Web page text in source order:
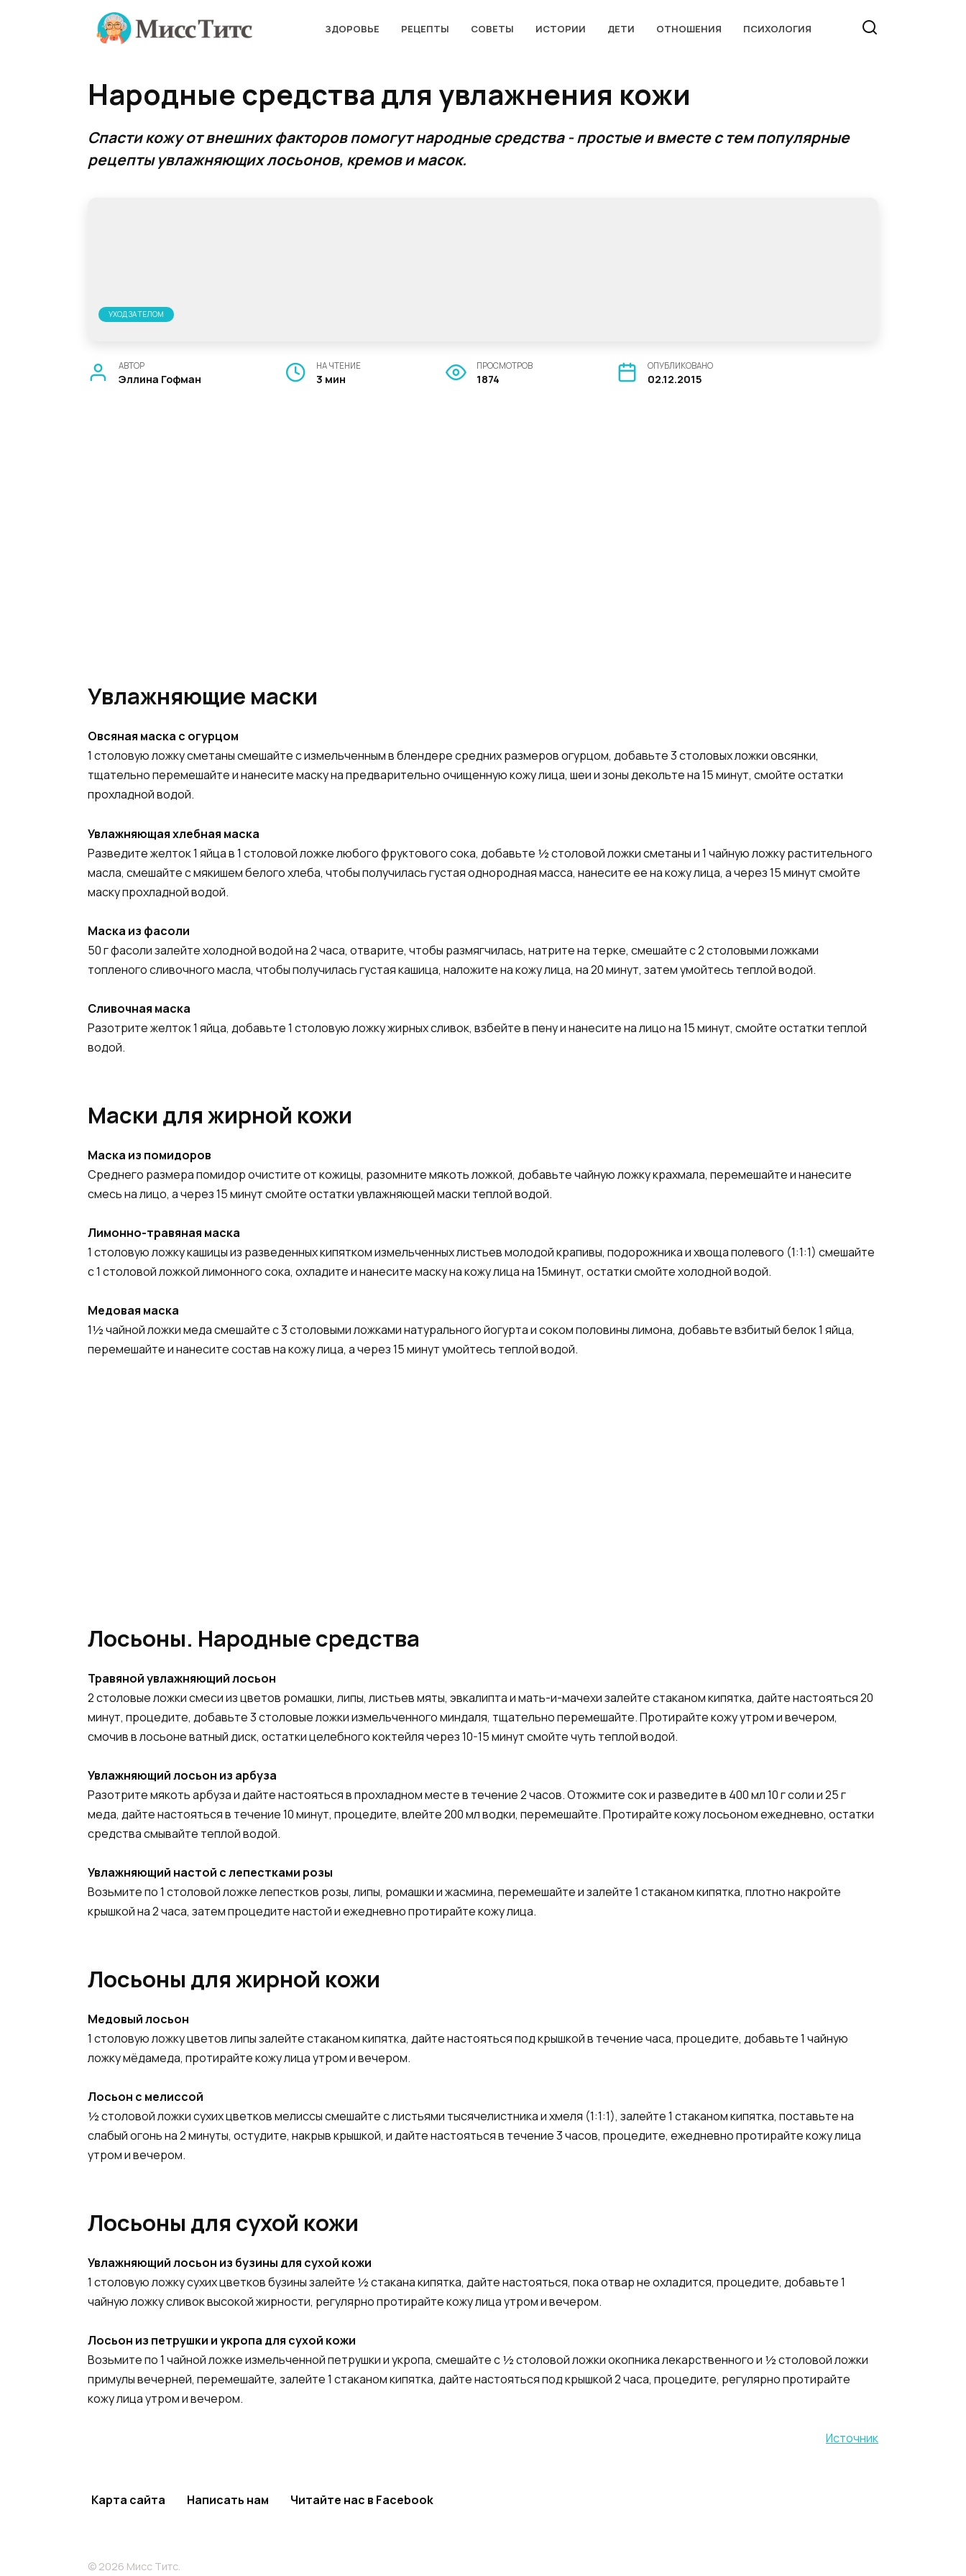
ЗДОРОВЬЕ РЕЦЕПТЫ СОВЕТЫ ИСТОРИИ ДЕТИ ОТНОШЕНИЯ ПСИХОЛОГИЯ
Народные средства для увлажнения кожи
Спасти кожу от внешних факторов помогут народные средства - простые и вместе с тем популярные
рецепты увлажняющих лосьонов, кремов и масок.
УХОД ЗА ТЕЛОМ
АВТОР
Эллина Гофман
НА ЧТЕНИЕ
3 мин
ПРОСМОТРОВ
1874
ОПУБЛИКОВАНО
02.12.2015
Увлажняющие маски
Овсяная маска с огурцом
1 столовую ложку сметаны смешайте с измельченным в блендере средних размеров огурцом, добавьте 3 столовых ложки овсянки,
тщательно перемешайте и нанесите маску на предварительно очищенную кожу лица, шеи и зоны декольте на 15 минут, смойте остатки
прохладной водой.
Увлажняющая хлебная маска
Разведите желток 1 яйца в 1 столовой ложке любого фруктового сока, добавьте ½ столовой ложки сметаны и 1 чайную ложку растительного
масла, смешайте с мякишем белого хлеба, чтобы получилась густая однородная масса, нанесите ее на кожу лица, а через 15 минут смойте
маску прохладной водой.
Маска из фасоли
50 г фасоли залейте холодной водой на 2 часа, отварите, чтобы размягчилась, натрите на терке, смешайте с 2 столовыми ложками
топленого сливочного масла, чтобы получилась густая кашица, наложите на кожу лица, на 20 минут, затем умойтесь теплой водой.
Сливочная маска
Разотрите желток 1 яйца, добавьте 1 столовую ложку жирных сливок, взбейте в пену и нанесите на лицо на 15 минут, смойте остатки теплой
водой.
Маски для жирной кожи
Маска из помидоров
Среднего размера помидор очистите от кожицы, разомните мякоть ложкой, добавьте чайную ложку крахмала, перемешайте и нанесите
смесь на лицо, а через 15 минут смойте остатки увлажняющей маски теплой водой.
Лимонно-травяная маска
1 столовую ложку кашицы из разведенных кипятком измельченных листьев молодой крапивы, подорожника и хвоща полевого (1:1:1) смешайте
с 1 столовой ложкой лимонного сока, охладите и нанесите маску на кожу лица на 15минут, остатки смойте холодной водой.
Медовая маска
1½ чайной ложки меда смешайте с 3 столовыми ложками натурального йогурта и соком половины лимона, добавьте взбитый белок 1 яйца,
перемешайте и нанесите состав на кожу лица, а через 15 минут умойтесь теплой водой.
Лосьоны. Народные средства
Травяной увлажняющий лосьон
2 столовые ложки смеси из цветов ромашки, липы, листьев мяты, эвкалипта и мать-и-мачехи залейте стаканом кипятка, дайте настояться 20
минут, процедите, добавьте 3 столовые ложки измельченного миндаля, тщательно перемешайте. Протирайте кожу утром и вечером,
смочив в лосьоне ватный диск, остатки целебного коктейля через 10-15 минут смойте чуть теплой водой.
Увлажняющий лосьон из арбуза
Разотрите мякоть арбуза и дайте настояться в прохладном месте в течение 2 часов. Отожмите сок и разведите в 400 мл 10 г соли и 25 г
меда, дайте настояться в течение 10 минут, процедите, влейте 200 мл водки, перемешайте. Протирайте кожу лосьоном ежедневно, остатки
средства смывайте теплой водой.
Увлажняющий настой с лепестками розы
Возьмите по 1 столовой ложке лепестков розы, липы, ромашки и жасмина, перемешайте и залейте 1 стаканом кипятка, плотно накройте
крышкой на 2 часа, затем процедите настой и ежедневно протирайте кожу лица.
Лосьоны для жирной кожи
Медовый лосьон
1 столовую ложку цветов липы залейте стаканом кипятка, дайте настояться под крышкой в течение часа, процедите, добавьте 1 чайную
ложку мёдамеда, протирайте кожу лица утром и вечером.
Лосьон с мелиссой
½ столовой ложки сухих цветков мелиссы смешайте с листьями тысячелистника и хмеля (1:1:1), залейте 1 стаканом кипятка, поставьте на
слабый огонь на 2 минуты, остудите, накрыв крышкой, и дайте настояться в течение 3 часов, процедите, ежедневно протирайте кожу лица
утром и вечером.
Лосьоны для сухой кожи
Увлажняющий лосьон из бузины для сухой кожи
1 столовую ложку сухих цветков бузины залейте ½ стакана кипятка, дайте настояться, пока отвар не охладится, процедите, добавьте 1
чайную ложку сливок высокой жирности, регулярно протирайте кожу лица утром и вечером.
Лосьон из петрушки и укропа для сухой кожи
Возьмите по 1 чайной ложке измельченной петрушки и укропа, смешайте с ½ столовой ложки окопника лекарственного и ½ столовой ложки
примулы вечерней, перемешайте, залейте 1 стаканом кипятка, дайте настояться под крышкой 2 часа, процедите, регулярно протирайте
кожу лица утром и вечером.
Источник
Карта сайта Написать нам Читайте нас в Facebook
© 2026 Мисс Титс.